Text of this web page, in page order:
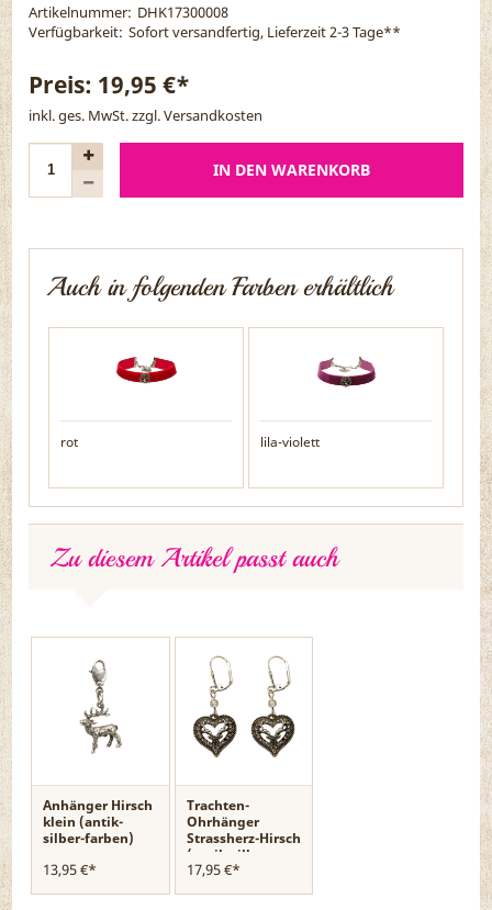
Artikelnummer: DHK17300008
Verfügbarkeit: Sofort versandfertig, Lieferzeit 2-3 Tage**
Preis: 19,95 €*
inkl. ges. MwSt. zzgl.Versandkosten
IN DEN WARENKORB
Auch in folgenden Farben erhältlich
rot lila-violett
Zu diesem Artikel passt auch
Anhänger Hirsch
klein (antik-
silber-farben)
13,95 €*
Trachten-
Ohrhänger
Strassherz-Hirsch
(antik-silber-
farben)
17,95 €*